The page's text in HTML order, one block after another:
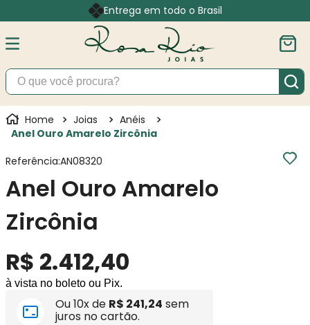
Entrega em todo o Brasil
O que você procura?
Joias
Anéis
Anel Ouro Amarelo Zircônia
Referência:AN08320
Anel Ouro Amarelo
Zircônia
R$ 2.412,40
à vista no boleto ou Pix.
Ou10x de R$ 241,24 sem
juros no cartão.